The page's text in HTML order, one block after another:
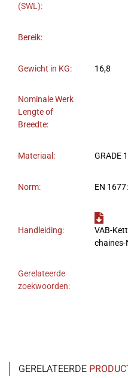
(SWL):
Bereik:
Gewicht in KG: 16,8
Nominale Werk
Lengte of
Breedte:
Materiaal: GRADE
Norm: EN
Handleiding:
VAB-
chaines-
Gerelateerde
zoekwoorden:
GERELATEERDE